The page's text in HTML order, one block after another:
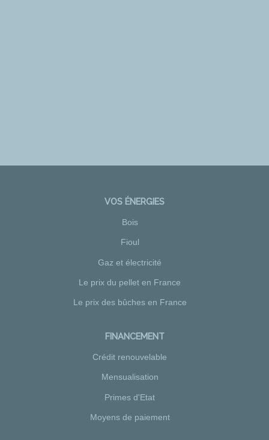
VOS ÉNERGIES
Bois
Fioul
Gaz et électricité
Le prix du pellet en France
Le prix des bûches en France
FINANCEMENT
Crédit renouvelable
Mensualisation
Primes d'Etat
Moyens de paiement